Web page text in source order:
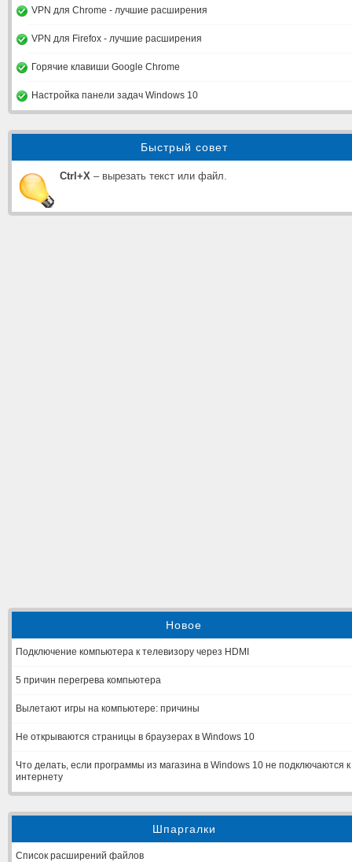
VPN для Chrome - лучшие расширения
VPN для Firefox - лучшие расширения
Горячие клавиши Google Chrome
Настройка панели задач Windows 10
Быстрый совет
Ctrl+X – вырезать текст или файл.
Новое
Подключение компьютера к телевизору через HDMI
5 причин перегрева компьютера
Вылетают игры на компьютере: причины
Не открываются страницы в браузерах в Windows 10
Что делать, если программы из магазина в Windows 10 не подключаются к
интернету
Шпаргалки
Список расширений файлов